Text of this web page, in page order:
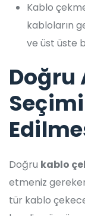
Kablo
kabloların
ve üst üste
Doğru
Doğru kablo
etmeniz
tür kablo